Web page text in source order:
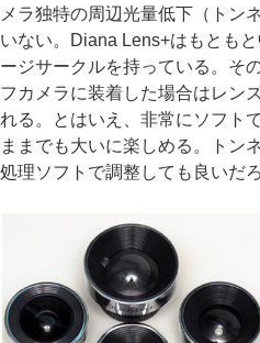
メラ独特の周辺光量低下（トン
いない。Diana Lens+はもとも
ージサークルを持っている。そ
フカメラに装着した場合はレン
れる。とはいえ、非常にソフト
ままでも大いに楽しめる。トン
処理ソフトで調整しても良いだろ